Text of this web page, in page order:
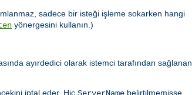
sadece bir isteği işleme sokarken hangi
yönergesini kullanın.)
ayırdedici olarak istemci tarafından sağlanan
iptal eder. Hiç ServerName belirtilmemişse,